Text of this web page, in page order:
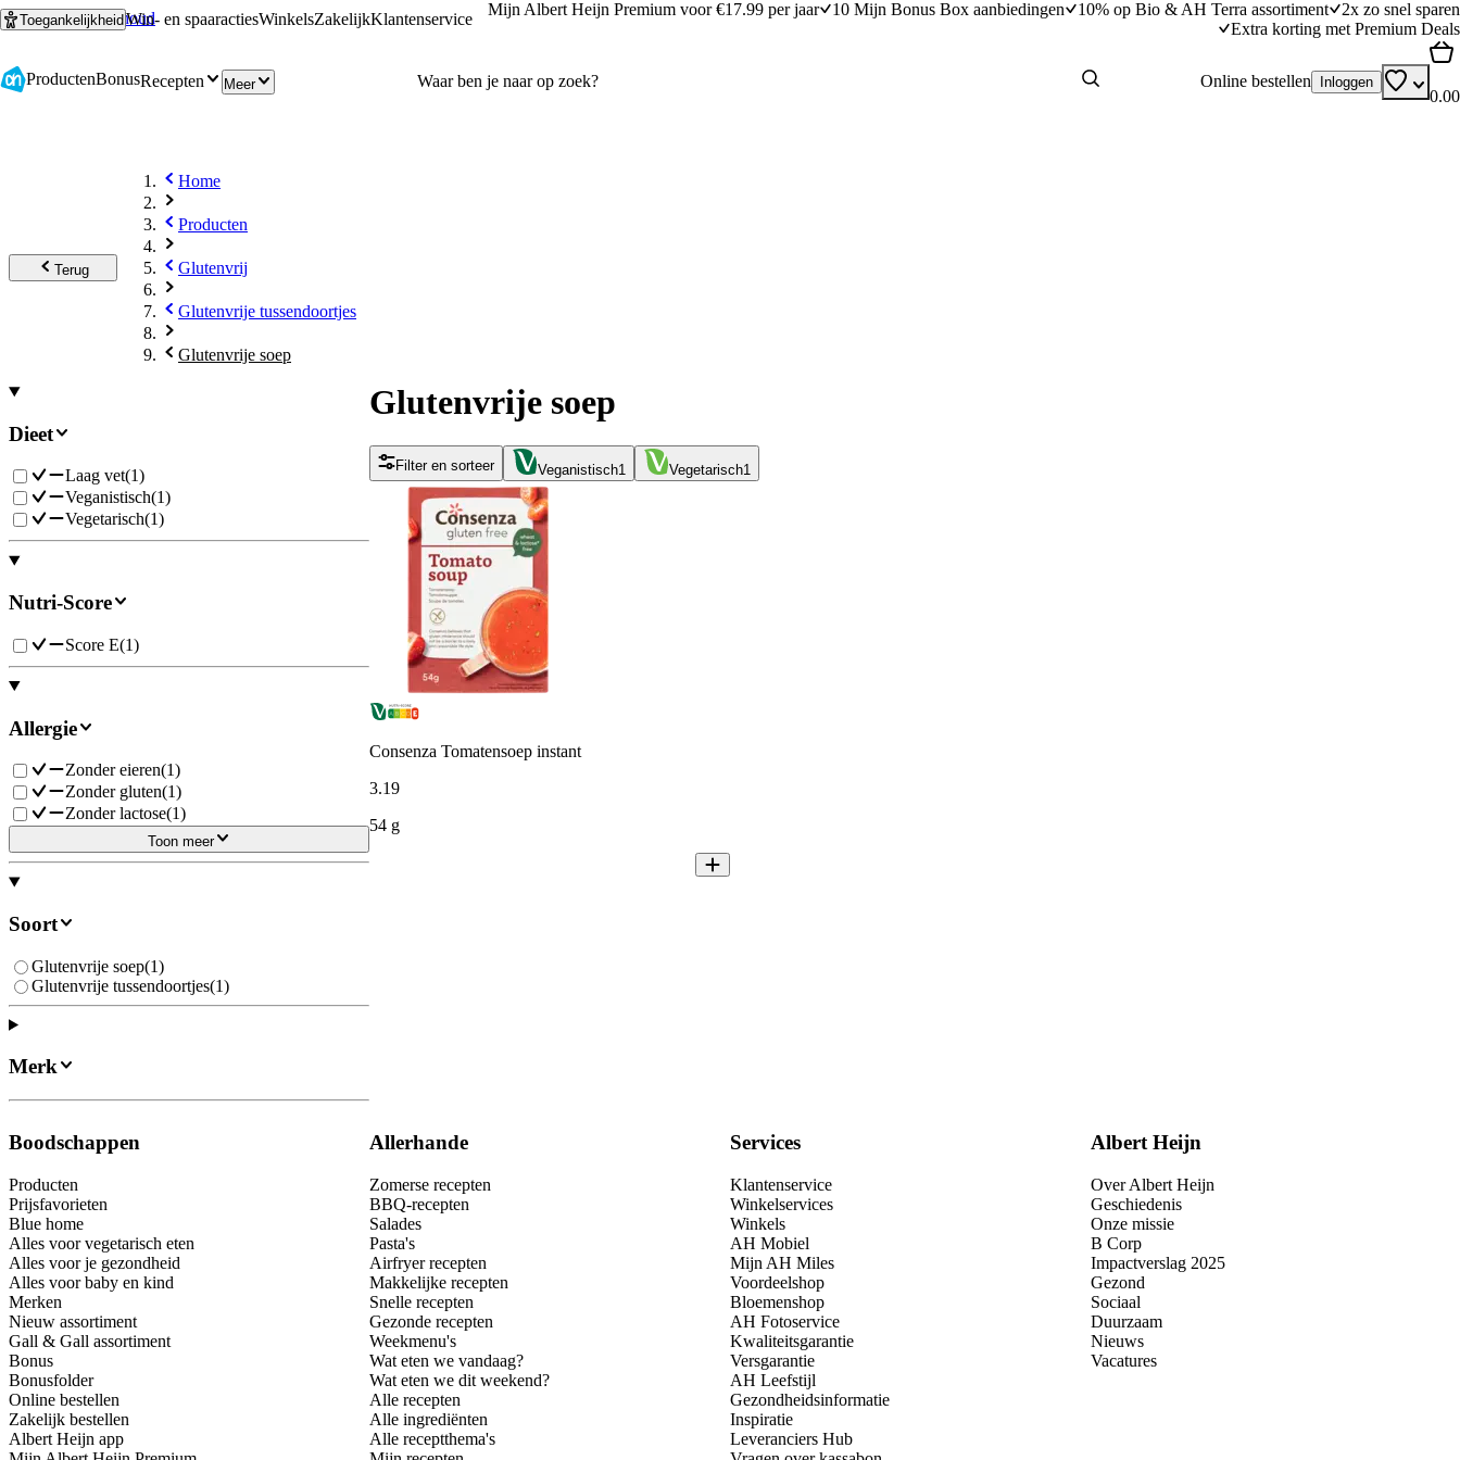
Ga naar hoofdinhoud
Ga naar zoeken
ToegankelijkheidWin- en spaaractiesWinkelsZakelijkKlantenservice
Mijn Albert Heijn Premium voor €17.99 per jaar 10 Mijn Bonus Box aanbiedingen 10% op Bio & AH Terra assortiment
2x zo snel sparen
Extra korting met Premium Deals
ProductenBonusRecepten Meer Online bestellen Inloggen
0.00
Terug
Home
Producten
Glutenvrij
Glutenvrije tussendoortjes
Glutenvrije soep
Dieet
Laag vet(1)
Veganistisch(1)
Vegetarisch(1)
Nutri-Score
Score E(1)
Allergie
Zonder eieren(1)
Zonder gluten(1)
Zonder lactose(1)
Toon meer
Soort
Glutenvrije soep(1)
Glutenvrije tussendoortjes(1)
Merk
Glutenvrije soep
Filter en sorteer Veganistisch1 Vegetarisch1
Consenza Tomatensoep instant
3.19
54 g
Boodschappen
Producten
Prijsfavorieten
Blue home
Alles voor vegetarisch eten
Alles voor je gezondheid
Alles voor baby en kind
Merken
Nieuw assortiment
Gall & Gall assortiment
Bonus
Bonusfolder
Online bestellen
Zakelijk bestellen
Albert Heijn app
Allerhande
Zomerse recepten
BBQ-recepten
Salades
Pasta's
Airfryer recepten
Makkelijke recepten
Snelle recepten
Gezonde recepten
Weekmenu's
Wat eten we vandaag?
Wat eten we dit weekend?
Alle recepten
Alle ingrediënten
Alle receptthema's
Services
Klantenservice
Winkelservices
Winkels
AH Mobiel
Mijn AH Miles
Voordeelshop
Bloemenshop
AH Fotoservice
Kwaliteitsgarantie
Versgarantie
AH Leefstijl
Gezondheidsinformatie
Inspiratie
Leveranciers Hub
Albert Heijn
Over Albert Heijn
Geschiedenis
Onze missie
B Corp
Impactverslag 2025
Gezond
Sociaal
Duurzaam
Nieuws
Vacatures